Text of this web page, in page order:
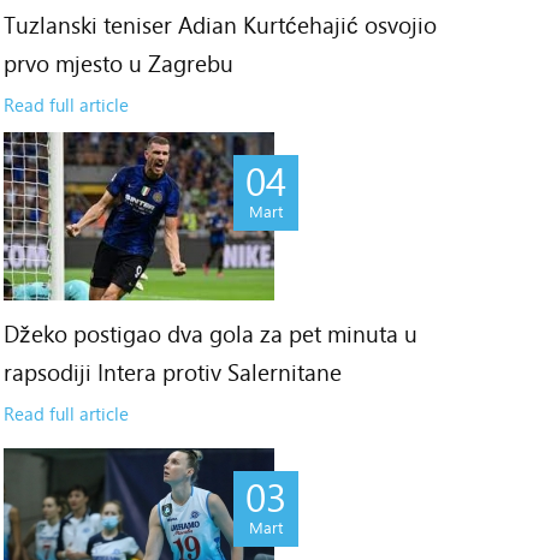
Tuzlanski teniser Adian Kurtćehajić osvojio
prvo mjesto u Zagrebu
Read full article
04
Mart
Džeko postigao dva gola za pet minuta u
rapsodiji Intera protiv Salernitane
Read full article
03
Mart